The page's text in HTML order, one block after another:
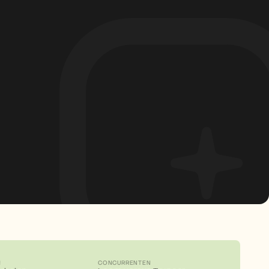
CONCURRENTEN